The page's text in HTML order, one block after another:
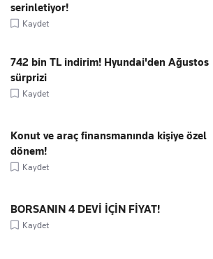
serinletiyor!
Kaydet
742 bin TL indirim! Hyundai'den Ağustos
sürprizi
Kaydet
Konut ve araç finansmanında kişiye özel
dönem!
Kaydet
BORSANIN 4 DEVİ İÇİN FİYAT!
Kaydet